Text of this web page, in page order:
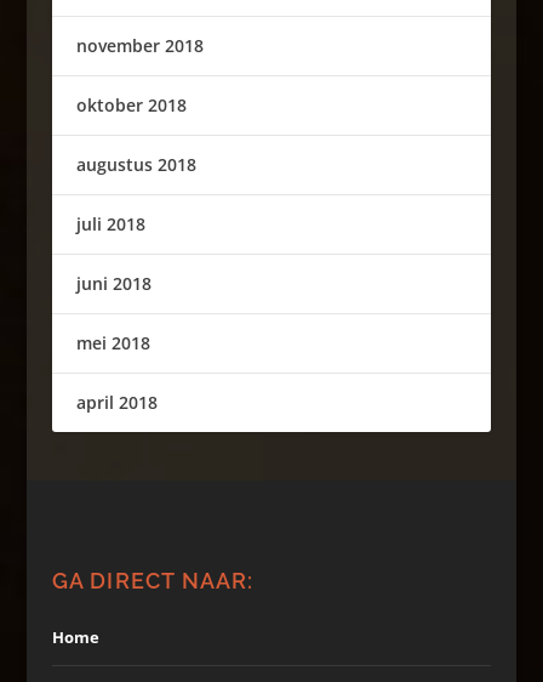
november 2018
oktober 2018
augustus 2018
juli 2018
juni 2018
mei 2018
april 2018
GA DIRECT NAAR:
Home